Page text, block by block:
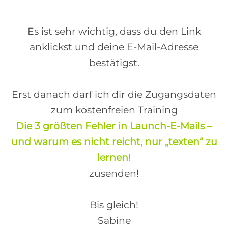
Es ist sehr wichtig, dass du den Link
anklickst und deine E-Mail-Adresse
bestätigst.
Erst danach darf ich dir die Zugangsdaten
zum kostenfreien Training
Die 3 größten Fehler in Launch-E-Mails –
und warum es nicht reicht, nur „texten“ zu
lernen!
zusenden!
Bis gleich!
Sabine